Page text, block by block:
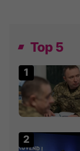
Top 5